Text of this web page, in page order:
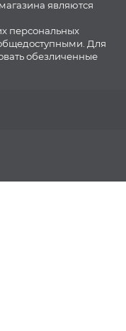
являются
персональных
Для
обезличенные